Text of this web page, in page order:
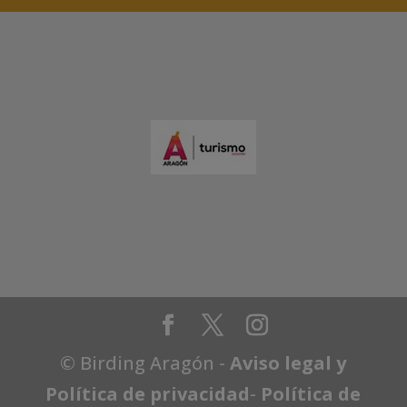
© Birding Aragón -Aviso legal y
Política de privacidad- Política de